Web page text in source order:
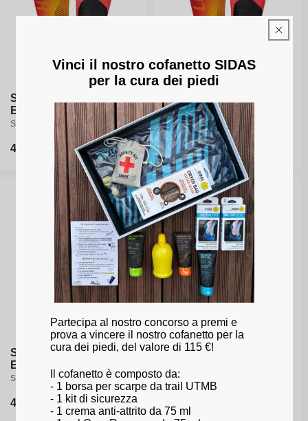
Solette da sci - 3Feet®
Eco Winter High
Solette per arco plantare alto
Prezzo
49,95€
Eco Winter Low
Soletta per arco basso
Prezzo
di
listino
49,95€
Solette da sci - 3Feet®
Eco Winter Mid
Solette per arco medio
Prezzo
49,95€
Asciugatore per scarpe
- Dryer Bag Cedar
Asciugatore naturale per scarpe
di
Vinci il nostro cofanetto SIDAS
per la cura dei piedi
Partecipa al nostro concorso a premi e
prova a vincere il nostro cofanetto per la
cura dei piedi, del valore di 115 €!
Il cofanetto è composto da:
- 1 borsa per scarpe da trail UTMB
- 1 kit di sicurezza
- 1 crema anti-attrito da 75 ml